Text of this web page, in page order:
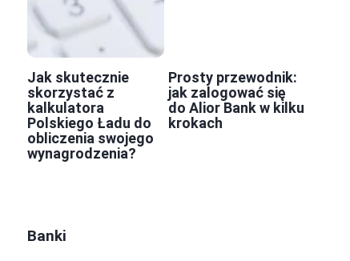
Jak skutecznie
skorzystać z
kalkulatora
Polskiego Ładu do
obliczenia swojego
wynagrodzenia?
Prosty przewodnik:
jak zalogować się
do Alior Bank w kilku
krokach
Banki